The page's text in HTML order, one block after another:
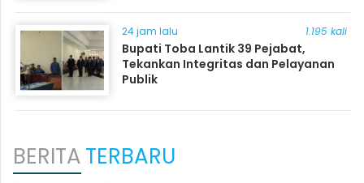
24 jam lalu 1.195 kali
Bupati Toba Lantik 39 Pejabat,
Tekankan Integritas dan Pelayanan
Publik
BERITATERBARU